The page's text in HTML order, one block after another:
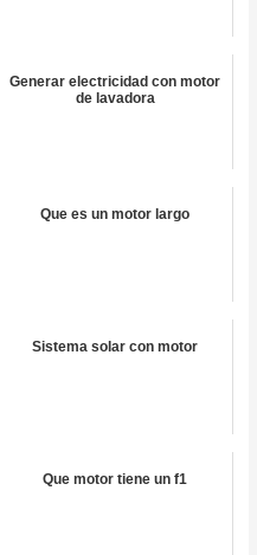
Generar electricidad con motor
de lavadora
Que es un motor largo
Sistema solar con motor
Que motor tiene un f1